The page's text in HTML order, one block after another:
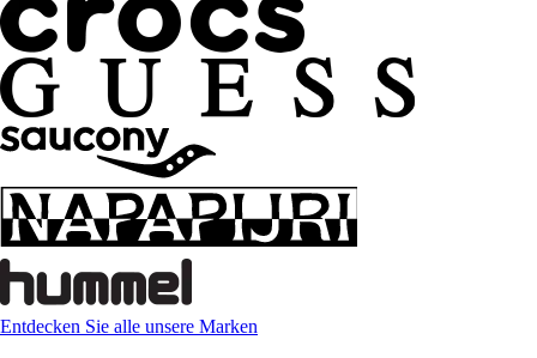
Entdecken Sie alle unsere Marken